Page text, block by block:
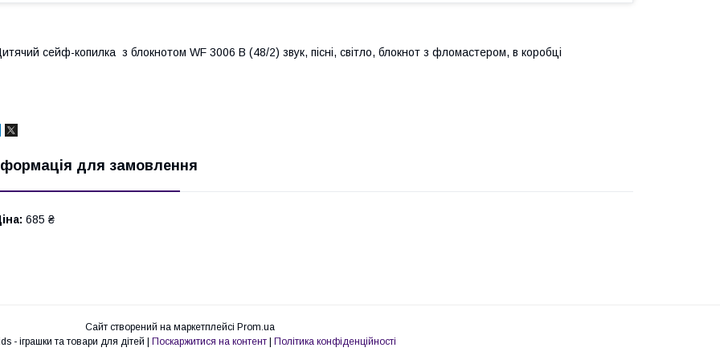
сейф-копилка з блокнотом WF 3006 B (48/2) звук, пісні, світло, блокнот з фломастером, в коробці
для замовлення
685 ₴
Сайт створений на маркетплейсі Prom.ua
Поскаржитися на контент Політика конфіденційності